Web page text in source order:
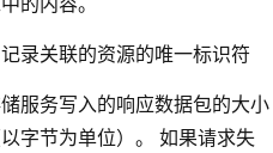
录关联的资源的唯一标识符
服务写入的响应数据包的大小
以字节为单位）。 如果请求失